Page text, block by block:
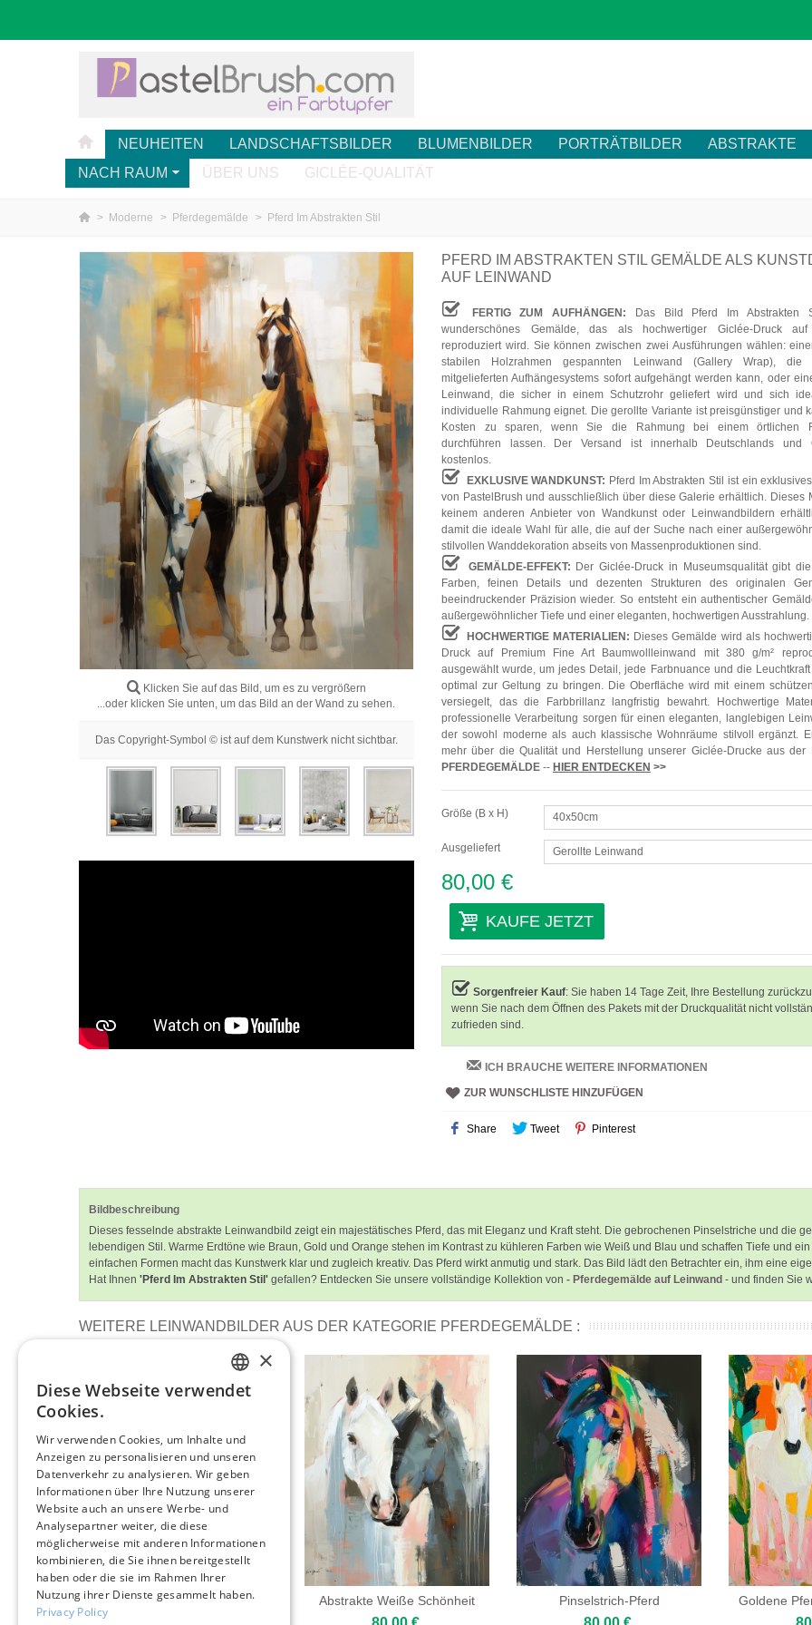
NEUHEITEN LANDSCHAFTSBILDER BLUMENBILDER PORTRÄTBILDER ABSTRAKTE
NACH RAUM
ÜBER UNS GICLÉE-QUALITÄT
> Moderne > Pferdegemälde > Pferd Im Abstrakten Stil
Klicken Sie auf das Bild, um es zu vergrößern
...oder klicken Sie unten, um das Bild an der Wand zu sehen.
Das Copyright-Symbol © ist auf dem Kunstwerk nicht sichtbar.
PFERD IM ABSTRAKTEN STIL GEMÄLDE ALS
AUF LEINWAND
FERTIG ZUM AUFHÄNGEN: Das Bild Pferd Im Abstrakten
wunderschönes Gemälde, das als hochwertiger Giclée-Druck auf
reproduziert wird. Sie können zwischen zwei Ausführungen wählen:
stabilen Holzrahmen gespannten Leinwand (Gallery Wrap),
mitgelieferten Aufhängesystems sofort aufgehängt werden kann, oder
Leinwand, die sicher in einem Schutzrohr geliefert wird und sich
individuelle Rahmung eignet. Die gerollte Variante ist preisgünstiger und
Kosten zu sparen, wenn Sie die Rahmung bei einem örtlichen
durchführen lassen. Der Versand ist innerhalb Deutschlands und
kostenlos.
EXKLUSIVE WANDKUNST: Pferd Im Abstrakten Stil ist ein
von PastelBrush und ausschließlich über diese Galerie erhältlich. Dieses
keinem anderen Anbieter von Wandkunst oder Leinwandbildern
damit die ideale Wahl für alle, die auf der Suche nach einer
stilvollen Wanddekoration abseits von Massenproduktionen sind.
GEMÄLDE-EFFEKT: Der Giclée-Druck in Museumsqualität gibt
Farben, feinen Details und dezenten Strukturen des originalen
beeindruckender Präzision wieder. So entsteht ein authentischer
außergewöhnlicher Tiefe und einer eleganten, hochwertigen Ausstrahlung.
HOCHWERTIGE MATERIALIEN: Dieses Gemälde wird als
Druck auf Premium Fine Art Baumwollleinwand mit 380 g/m²
ausgewählt wurde, um jedes Detail, jede Farbnuance und die
optimal zur Geltung zu bringen. Die Oberfläche wird mit einem
versiegelt, das die Farbbrillanz langfristig bewahrt. Hochwertige
professionelle Verarbeitung sorgen für einen eleganten, langlebigen
der sowohl moderne als auch klassische Wohnräume stilvoll ergänzt.
mehr über die Qualität und Herstellung unserer Giclée-Drucke aus der
PFERDEGEMÄLDE-- HIER ENTDECKEN >>
Größe (B x H) 40x50cm
Ausgeliefert Gerollte Leinwand
80,00 €
KAUFE JETZT
Sorgenfreier Kauf: Sie haben 14 Tage Zeit, Ihre Bestellung
wenn Sie nach dem Öffnen des Pakets mit der Druckqualität nicht
zufrieden sind.
ICH BRAUCHE WEITERE INFORMATIONEN
ZUR WUNSCHLISTE HINZUFÜGEN
Share Tweet Pinterest
Bildbeschreibung
Dieses fesselnde abstrakte Leinwandbild zeigt ein majestätisches Pferd, das mit Eleganz und Kraft steht. Die gebrochenen Pinselstriche und die
lebendigen Stil. Warme Erdtöne wie Braun, Gold und Orange stehen im Kontrast zu kühleren Farben wie Weiß und Blau und schaffen Tiefe und
einfachen Formen macht das Kunstwerk klar und zugleich kreativ. Das Pferd wirkt anmutig und stark. Das Bild lädt den Betrachter ein, ihm eine
Hat Ihnen 'Pferd Im Abstrakten Stil' gefallen? Entdecken Sie unsere vollständige Kollektion von - Pferdegemälde auf Leinwand - und finden Sie
WEITERE LEINWANDBILDER AUS DER KATEGORIE PFERDEGEMÄLDE :
Majestätisches Pferd In
Abstrakte Weiße Schönheit Pinselstrich-Pferd Goldene
ENGLISH
GERMAN
FRENCH
×
Diese Webseite verwendet
Cookies.
Wir verwenden Cookies, um Inhalte und
Anzeigen zu personalisieren und unseren
Datenverkehr zu analysieren. Wir geben
Informationen über Ihre Nutzung unserer
Website auch an unsere Werbe- und
Analysepartner weiter, die diese
möglicherweise mit anderen Informationen
kombinieren, die Sie ihnen bereitgestellt
haben oder die sie im Rahmen Ihrer
Nutzung ihrer Dienste gesammelt haben.
Privacy Policy